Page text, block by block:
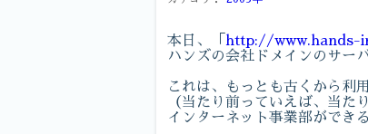
本日、「 http://www.hands-
ハンズの会社ドメインのサー
これは、もっとも古くから利
（当たり前っていえば、当た
インターネット事業部ができ